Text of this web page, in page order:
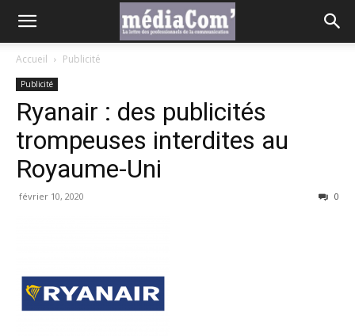
Accueil Publicité
Publicité
Ryanair : des publicités
trompeuses interdites au
Royaume-Uni
février 10, 2020 0